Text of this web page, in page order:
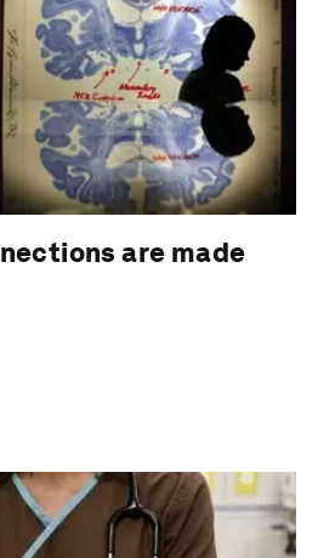
are made